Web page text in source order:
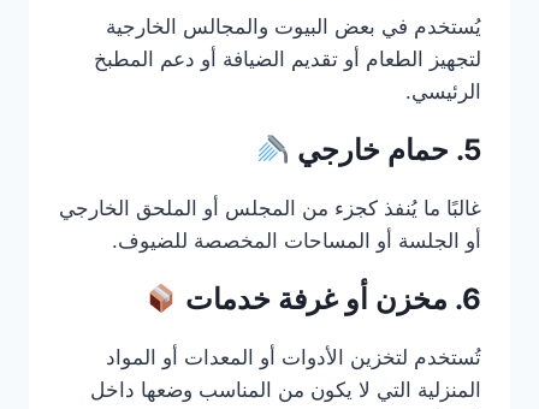
يُستخدم في بعض البيوت والمجالس الخارجية
لتجهيز الطعام أو تقديم الضيافة أو دعم المطبخ
الرئيسي.
5. حمام خارجي
غالبًا ما يُنفذ كجزء من المجلس أو الملحق الخارجي
أو الجلسة أو المساحات المخصصة للضيوف.
6. مخزن أو غرفة خدمات
تُستخدم لتخزين الأدوات أو المعدات أو المواد
المنزلية التي لا يكون من المناسب وضعها داخل